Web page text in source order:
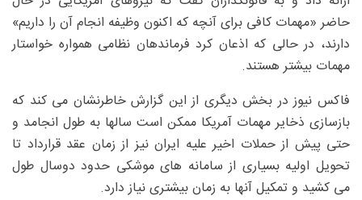
حاضر «مهمات کافی برای آنچه که اکنون وظیفه انجام آن را داریم»
دارند، در حالی که اذعان کرد فرماندهان نظامی همواره خواستار
مهمات بیشتر هستند.
فاکس نیوز در بخش دیگری از این گزارش خاطرنشان می کند که
بازسازی ذخایر مهمات آمریکا ممکن است سالها به طول انجامد و
حتی پیش از حملات اخیر علیه ایران نیز از زمان عقد قرارداد تا
تحویل اولیه بسیاری از سامانه های موشکی حدود دوسال طول
می کشید و تمکیل آنها به زمان بیشتری نیاز دارد.